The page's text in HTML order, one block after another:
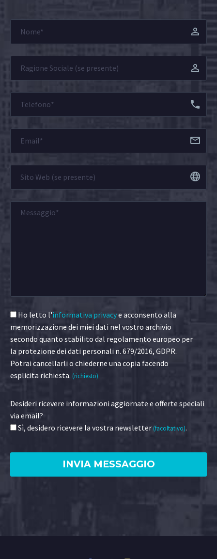
Ho letto l'informativa privacye acconsento alla
memorizzazione dei miei dati nel vostro archivio
secondo quanto stabilito dal regolamento europeo per
la protezione dei dati personali n. 679/2016, GDPR.
Potrai cancellarli o chiederne una copia facendo
esplicita richiesta. (richiesto)
Desideri ricevere informazioni aggiornate e offerte speciali
via email?
Sì, desidero ricevere la vostra newsletter(facoltativo).